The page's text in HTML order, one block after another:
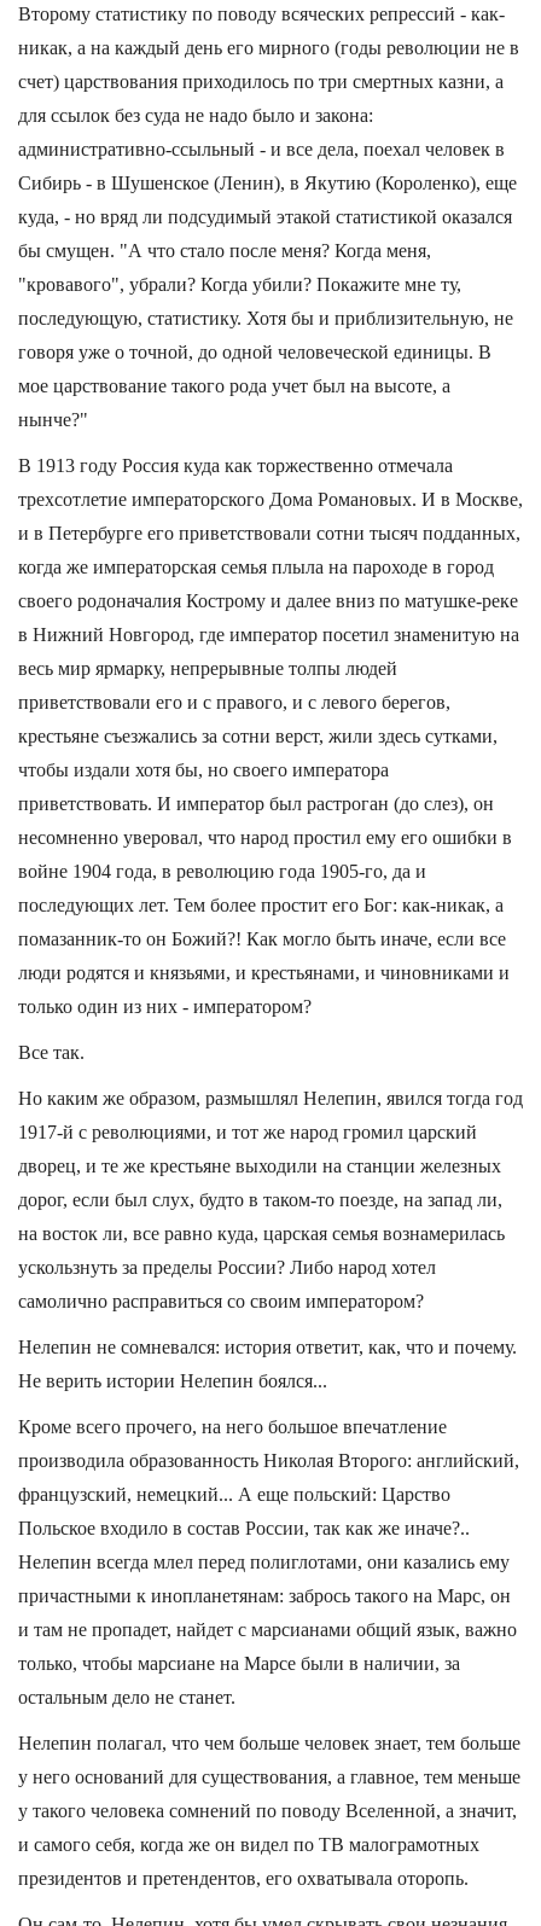
Второму статистику по поводу всяческих репрессий - как-
никак, а на каждый день его мирного (годы революции не в
счет) царствования приходилось по три смертных казни, а
для ссылок без суда не надо было и закона:
административно-ссыльный - и все дела, поехал человек в
Сибирь - в Шушенское (Ленин), в Якутию (Короленко), еще
куда, - но вряд ли подсудимый этакой статистикой оказался
бы смущен. "А что стало после меня? Когда меня,
"кровавого", убрали? Когда убили? Покажите мне ту,
последующую, статистику. Хотя бы и приблизительную, не
говоря уже о точной, до одной человеческой единицы. В
мое царствование такого рода учет был на высоте, а
нынче?"
В 1913 году Россия куда как торжественно отмечала
трехсотлетие императорского Дома Романовых. И в Москве,
и в Петербурге его приветствовали сотни тысяч подданных,
когда же императорская семья плыла на пароходе в город
своего родоначалия Кострому и далее вниз по матушке-реке
в Нижний Новгород, где император посетил знаменитую на
весь мир ярмарку, непрерывные толпы людей
приветствовали его и с правого, и с левого берегов,
крестьяне съезжались за сотни верст, жили здесь сутками,
чтобы издали хотя бы, но своего императора
приветствовать. И император был растроган (до слез), он
несомненно уверовал, что народ простил ему его ошибки в
войне 1904 года, в революцию года 1905-го, да и
последующих лет. Тем более простит его Бог: как-никак, а
помазанник-то он Божий?! Как могло быть иначе, если все
люди родятся и князьями, и крестьянами, и чиновниками и
только один из них - императором?
Все так.
Но каким же образом, размышлял Нелепин, явился тогда год
1917-й с революциями, и тот же народ громил царский
дворец, и те же крестьяне выходили на станции железных
дорог, если был слух, будто в таком-то поезде, на запад ли,
на восток ли, все равно куда, царская семья вознамерилась
ускользнуть за пределы России? Либо народ хотел
самолично расправиться со своим императором?
Нелепин не сомневался: история ответит, как, что и почему.
Не верить истории Нелепин боялся...
Кроме всего прочего, на него большое впечатление
производила образованность Николая Второго: английский,
французский, немецкий... А еще польский: Царство
Польское входило в состав России, так как же иначе?..
Нелепин всегда млел перед полиглотами, они казались ему
причастными к инопланетянам: забрось такого на Марс, он
и там не пропадет, найдет с марсианами общий язык, важно
только, чтобы марсиане на Марсе были в наличии, за
остальным дело не станет.
Нелепин полагал, что чем больше человек знает, тем больше
у него оснований для существования, а главное, тем меньше
у такого человека сомнений по поводу Вселенной, а значит,
и самого себя, когда же он видел по ТВ малограмотных
президентов и претендентов, его охватывала оторопь.